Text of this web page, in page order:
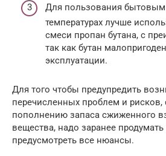
Для пользования бытовым
температурах лучше
смеси пропан бутана, с
так как бутан
эксплуатации.
Для того чтобы предупредить
перечисленных проблем и рисков,
пополнению запаса сжиженного
вещества, надо заранее
предусмотреть все нюансы.